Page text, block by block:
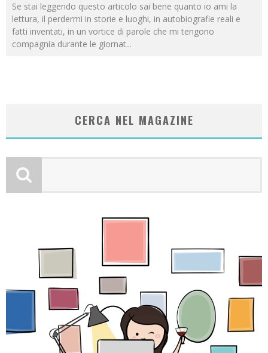
Se stai leggendo questo articolo sai bene quanto io ami la
lettura, il perdermi in storie e luoghi, in autobiografie reali e
fatti inventati, in un vortice di parole che mi tengono
compagnia durante le giornat...
CERCA NEL MAGAZINE